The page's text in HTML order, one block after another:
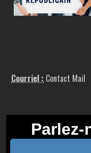
Courriel : Contact Mail